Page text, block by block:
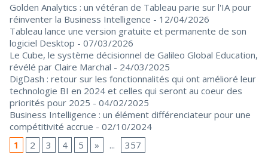
Golden Analytics : un vétéran de Tableau parie sur l'IA pour
réinventer la Business Intelligence - 12/04/2026
Tableau lance une version gratuite et permanente de son
logiciel Desktop - 07/03/2026
Le Cube, le système décisionnel de Galileo Global Education,
révélé par Claire Marchal - 24/03/2025
DigDash : retour sur les fonctionnalités qui ont amélioré leur
technologie BI en 2024 et celles qui seront au coeur des
priorités pour 2025 - 04/02/2025
Business Intelligence : un élément différenciateur pour une
compétitivité accrue - 02/10/2024
1
2 3 4 5 » ... 357